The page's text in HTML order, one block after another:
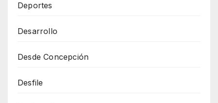
Deportes
Desarrollo
Desde Concepción
Desfile